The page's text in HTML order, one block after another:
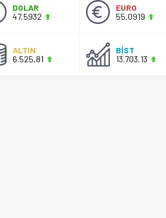
DOLAR
47,5932
EURO
55,0919
ALTIN
6.525,81
BİST
13.703,13